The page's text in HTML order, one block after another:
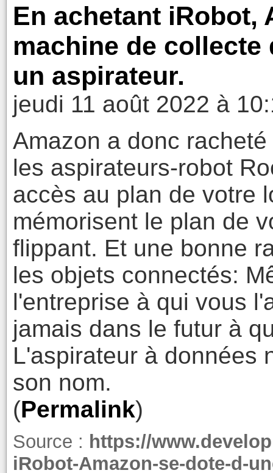
En achetant iRobot,
machine de collecte
un aspirateur.
jeudi 11 août 2022 à
Amazon a donc
les aspirateurs-robot
accès au plan de votre
mémorisent le plan de
flippant. Et une bonne
les objets connectés:
l'entreprise à qui vous
jamais dans le futur à
L'aspirateur à données
son nom.
(Permalink)
Source : https://
iRobot-Amazon-se-dote-d-